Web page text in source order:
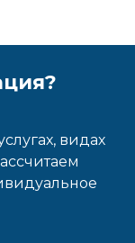
видах